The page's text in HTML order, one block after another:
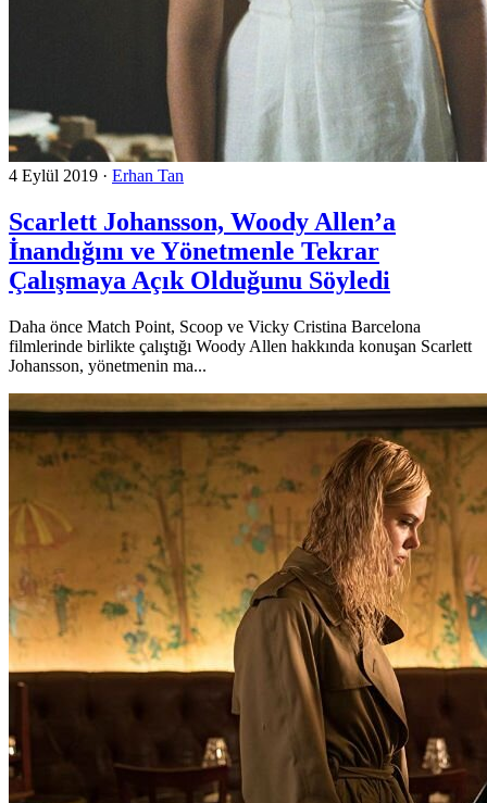
4 Eylül 2019 · Erhan Tan
Scarlett Johansson, Woody Allen’a
İnandığını ve Yönetmenle Tekrar
Çalışmaya Açık Olduğunu Söyledi
Daha önce Match Point, Scoop ve Vicky Cristina Barcelona
filmlerinde birlikte çalıştığı Woody Allen hakkında konuşan Scarlett
Johansson, yönetmenin ma...